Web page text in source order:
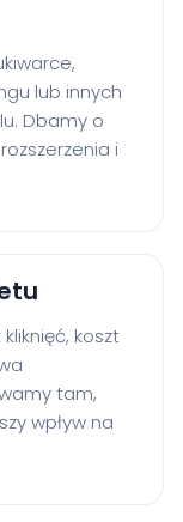
lub innych
Dbamy o
i
koszt
tam,
wpływ na